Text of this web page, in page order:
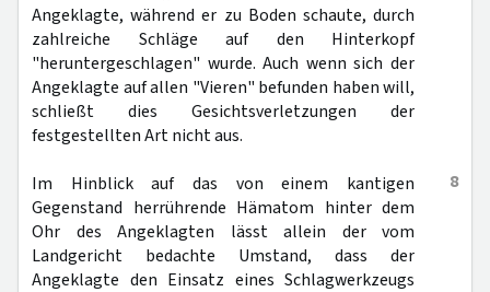
Angeklagte, während er zu Boden schaute, durch
zahlreiche Schläge auf den Hinterkopf
"heruntergeschlagen" wurde. Auch wenn sich der
Angeklagte auf allen "Vieren" befunden haben will,
schließt dies Gesichtsverletzungen der
festgestellten Art nicht aus.
8
Im Hinblick auf das von einem kantigen
Gegenstand herrührende Hämatom hinter dem
Ohr des Angeklagten lässt allein der vom
Landgericht bedachte Umstand, dass der
Angeklagte den Einsatz eines Schlagwerkzeugs